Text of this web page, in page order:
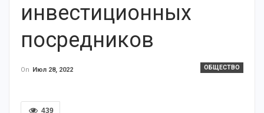
инвестиционных
посредников
ОБЩЕСТВО
On Июл 28, 2022
439